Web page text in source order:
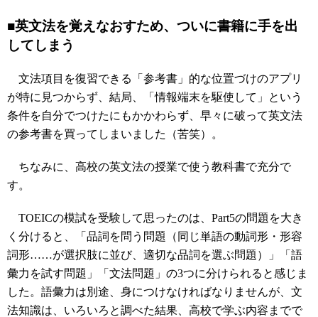
■英文法を覚えなおすため、ついに書籍に手を出
してしまう
文法項目を復習できる「参考書」的な位置づけのアプリ
が特に見つからず、結局、「情報端末を駆使して」という
条件を自分でつけたにもかかわらず、早々に破って英文法
の参考書を買ってしまいました（苦笑）。
ちなみに、高校の英文法の授業で使う教科書で充分で
す。
TOEICの模試を受験して思ったのは、Part5の問題を大き
く分けると、「品詞を問う問題（同じ単語の動詞形・形容
詞形……が選択肢に並び、適切な品詞を選ぶ問題）」「語
彙力を試す問題」「文法問題」の3つに分けられると感じま
した。語彙力は別途、身につけなければなりませんが、文
法知識は、いろいろと調べた結果、高校で学ぶ内容までで